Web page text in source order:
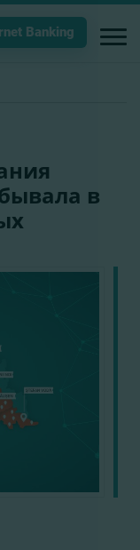
Banking
в